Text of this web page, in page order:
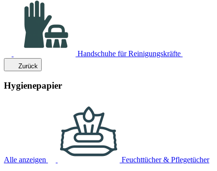
Handschuhe für Reinigungskräfte
Zurück
Hygienepapier
Alle anzeigen Feuchttücher & Pflegetücher